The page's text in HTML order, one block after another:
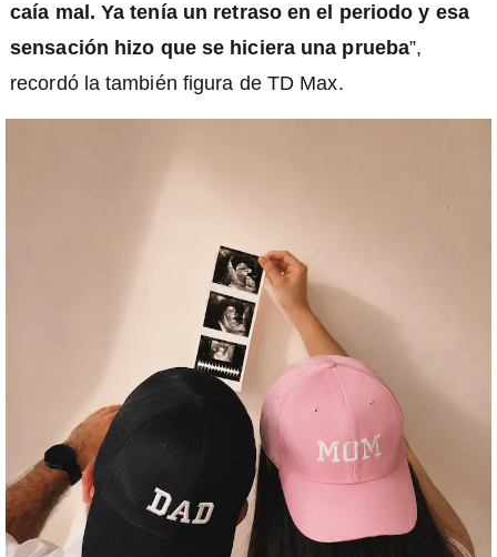
caía mal. Ya tenía un retraso en el periodo y esa
sensación hizo que se hiciera una prueba”,
recordó la también figura de TD Max.